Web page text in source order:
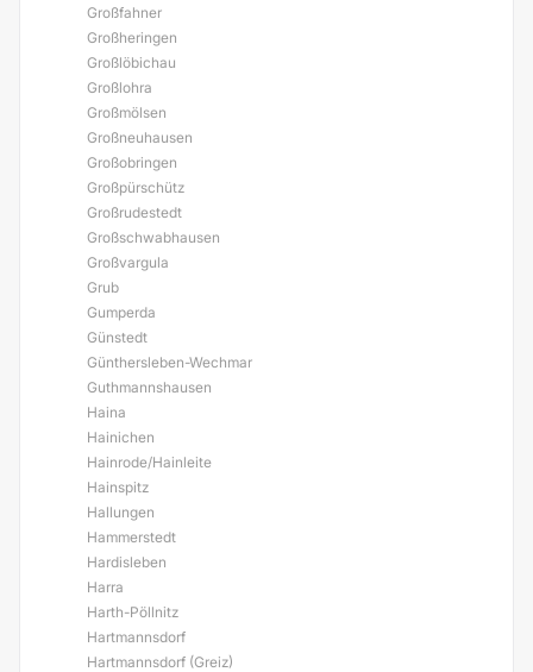
Großfahner
Großheringen
Großlöbichau
Großlohra
Großmölsen
Großneuhausen
Großobringen
Großpürschütz
Großrudestedt
Großschwabhausen
Großvargula
Grub
Gumperda
Günstedt
Günthersleben-Wechmar
Guthmannshausen
Haina
Hainichen
Hainrode/Hainleite
Hainspitz
Hallungen
Hammerstedt
Hardisleben
Harra
Harth-Pöllnitz
Hartmannsdorf
Hartmannsdorf (Greiz)